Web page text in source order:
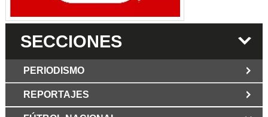
SECCIONES
PERIODISMO
REPORTAJES